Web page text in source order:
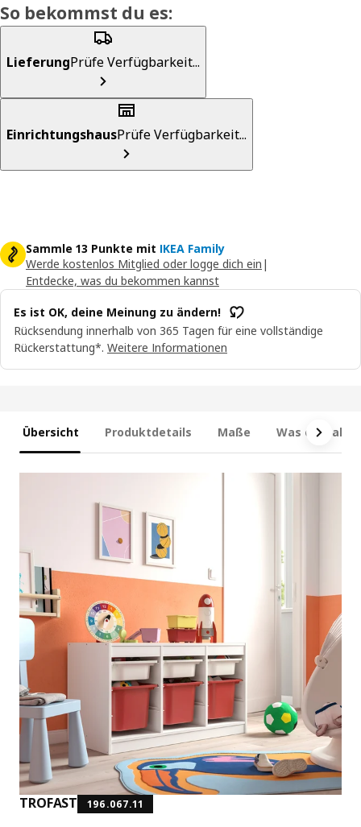
So bekommst du es:
LieferungPrüfe Verfügbarkeit...
EinrichtungshausPrüfe Verfügbarkeit...
Sammle 13 Punkte mit IKEA Family
Werde kostenlos Mitglied oder logge dich ein |
Entdecke, was du bekommen kannst
Es ist OK, deine Meinung zu ändern!
Rücksendung innerhalb von 365 Tagen für eine vollständige
Rückerstattung*. Weitere Informationen
Übersicht Produktdetails Maße Was
TROFAST 196.067.11